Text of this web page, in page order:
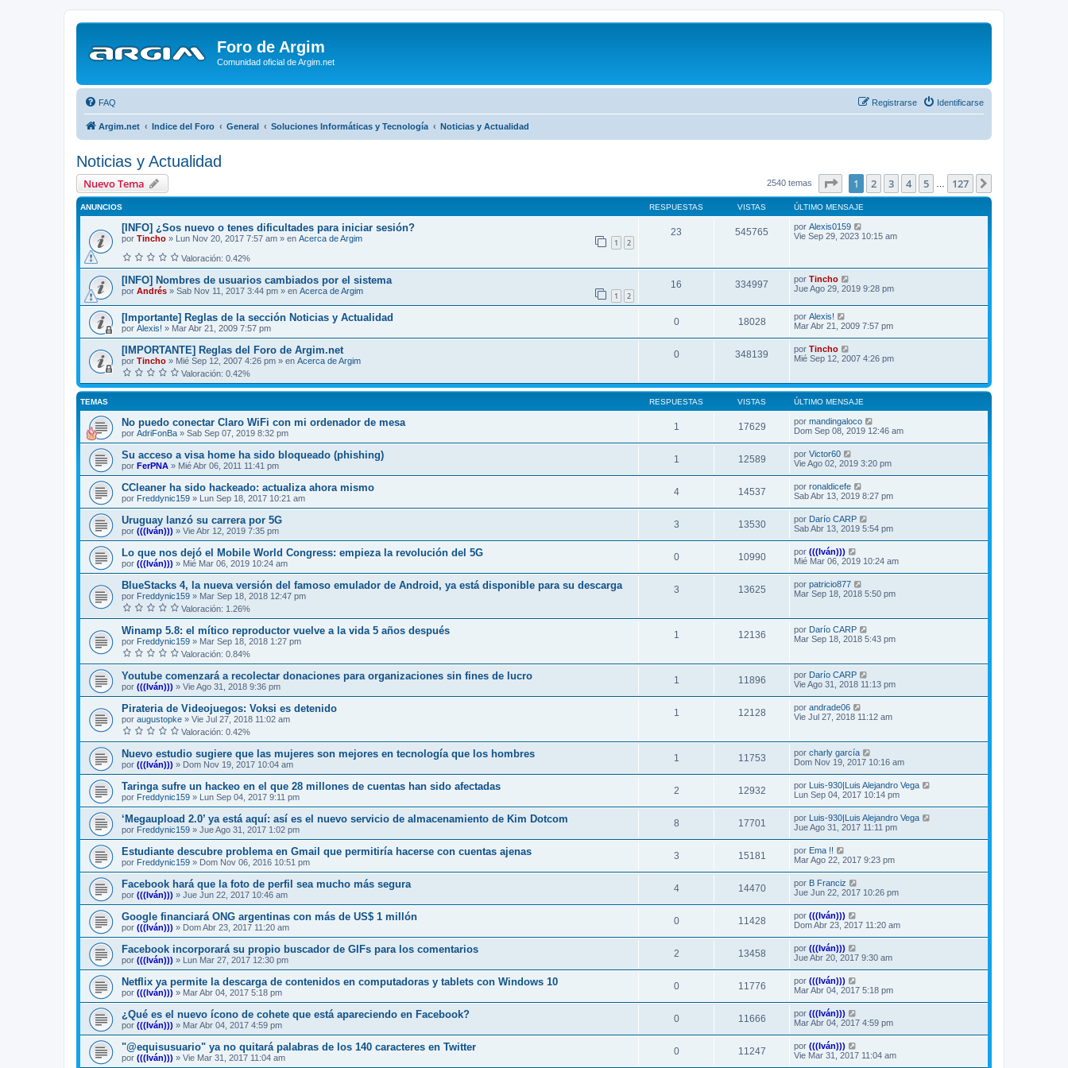
Foro de Argim
Comunidad oficial de Argim.net
FAQ Identificarse
Registrarse
Argim.net Indice del Foro General Soluciones Informáticas y Tecnología Noticias y Actualidad
Noticias y Actualidad
Nuevo Tema 2540 temas Página1 de 127
1 2 3 4 5 127
ANUNCIOS RESPUESTAS VISTAS ÚLTIMO MENSAJE
[INFO] ¿Sos nuevo o tenes dificultades para iniciar sesión?
por Tincho » Lun Nov 20, 2017 7:57 am » en Acerca de Argim 1 2
Valoración: 0.42%
23 545765 por Alexis0159
Vie Sep 29, 2023 10:15 am
[INFO] Nombres de usuarios cambiados por el sistema
por Andrés » Sab Nov 11, 2017 3:44 pm » en Acerca de Argim 1 2
16 334997 por Tincho
Jue Ago 29, 2019 9:28 pm
[Importante] Reglas de la sección Noticias y Actualidad
por Alexis! » Mar Abr 21, 2009 7:57 pm
0 18028 por Alexis!
Mar Abr 21, 2009 7:57 pm
[IMPORTANTE] Reglas del Foro de Argim.net
por Tincho » Mié Sep 12, 2007 4:26 pm » en Acerca de Argim
Valoración: 0.42%
0 348139 por Tincho
Mié Sep 12, 2007 4:26 pm
TEMAS RESPUESTAS VISTAS ÚLTIMO MENSAJE
No puedo conectar Claro WiFi con mi ordenador de mesa
por AdriFonBa » Sab Sep 07, 2019 8:32 pm
1 17629 por mandingaloco
Dom Sep 08, 2019 12:46 am
Su acceso a visa home ha sido bloqueado (phishing)
por FerPNA » Mié Abr 06, 2011 11:41 pm
1 12589 por Victor60
Vie Ago 02, 2019 3:20 pm
CCleaner ha sido hackeado: actualiza ahora mismo
por Freddynic159 » Lun Sep 18, 2017 10:21 am
4 14537 por ronaldicefe
Sab Abr 13, 2019 8:27 pm
Uruguay lanzó su carrera por 5G
por (((Iván))) » Vie Abr 12, 2019 7:35 pm
3 13530 por Darío CARP
Sab Abr 13, 2019 5:54 pm
Lo que nos dejó el Mobile World Congress: empieza la revolución del 5G
por (((Iván))) » Mié Mar 06, 2019 10:24 am
0 10990 por (((Iván)))
Mié Mar 06, 2019 10:24 am
BlueStacks 4, la nueva versión del famoso emulador de Android, ya está disponible para su descarga
por Freddynic159 » Mar Sep 18, 2018 12:47 pm
Valoración: 1.26%
3 13625 por patricio877
Mar Sep 18, 2018 5:50 pm
Winamp 5.8: el mítico reproductor vuelve a la vida 5 años después
por Freddynic159 » Mar Sep 18, 2018 1:27 pm
Valoración: 0.84%
1 12136 por Darío CARP
Mar Sep 18, 2018 5:43 pm
Youtube comenzará a recolectar donaciones para organizaciones sin fines de lucro
por (((Iván))) » Vie Ago 31, 2018 9:36 pm
1 11896 por Darío CARP
Vie Ago 31, 2018 11:13 pm
Pirateria de Videojuegos: Voksi es detenido
por augustopke » Vie Jul 27, 2018 11:02 am
Valoración: 0.42%
1 12128 por andrade06
Vie Jul 27, 2018 11:12 am
Nuevo estudio sugiere que las mujeres son mejores en tecnología que los hombres
por (((Iván))) » Dom Nov 19, 2017 10:04 am
1 11753 por charly garcía
Dom Nov 19, 2017 10:16 am
Taringa sufre un hackeo en el que 28 millones de cuentas han sido afectadas
por Freddynic159 » Lun Sep 04, 2017 9:11 pm
2 12932 por Luis-930|Luis Alejandro Vega
Lun Sep 04, 2017 10:14 pm
‘Megaupload 2.0’ ya está aquí: así es el nuevo servicio de almacenamiento de Kim Dotcom
por Freddynic159 » Jue Ago 31, 2017 1:02 pm
8 17701 por Luis-930|Luis Alejandro Vega
Jue Ago 31, 2017 11:11 pm
Estudiante descubre problema en Gmail que permitiría hacerse con cuentas ajenas
por Freddynic159 » Dom Nov 06, 2016 10:51 pm
3 15181 por Ema !!
Mar Ago 22, 2017 9:23 pm
Facebook hará que la foto de perfil sea mucho más segura
por (((Iván))) » Jue Jun 22, 2017 10:46 am
4 14470 por B Franciz
Jue Jun 22, 2017 10:26 pm
Google financiará ONG argentinas con más de US$ 1 millón
por (((Iván))) » Dom Abr 23, 2017 11:20 am
0 11428 por (((Iván)))
Dom Abr 23, 2017 11:20 am
Facebook incorporará su propio buscador de GIFs para los comentarios
por (((Iván))) » Lun Mar 27, 2017 12:30 pm
2 13458 por (((Iván)))
Jue Abr 20, 2017 9:30 am
Netflix ya permite la descarga de contenidos en computadoras y tablets con Windows 10
por (((Iván))) » Mar Abr 04, 2017 5:18 pm
0 11776 por (((Iván)))
Mar Abr 04, 2017 5:18 pm
¿Qué es el nuevo ícono de cohete que está apareciendo en Facebook?
por (((Iván))) » Mar Abr 04, 2017 4:59 pm
0 11666 por (((Iván)))
Mar Abr 04, 2017 4:59 pm
"@equisusuario" ya no quitará palabras de los 140 caracteres en Twitter
por (((Iván))) » Vie Mar 31, 2017 11:04 am
0 11247 por (((Iván)))
Vie Mar 31, 2017 11:04 am